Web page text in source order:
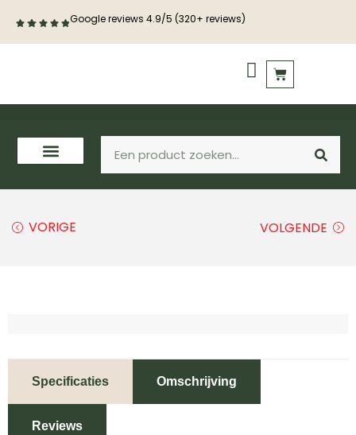
Google reviews 4.9/5 (320+ reviews)
VORIGE VOLGENDE
Specificaties Omschrijving
Reviews